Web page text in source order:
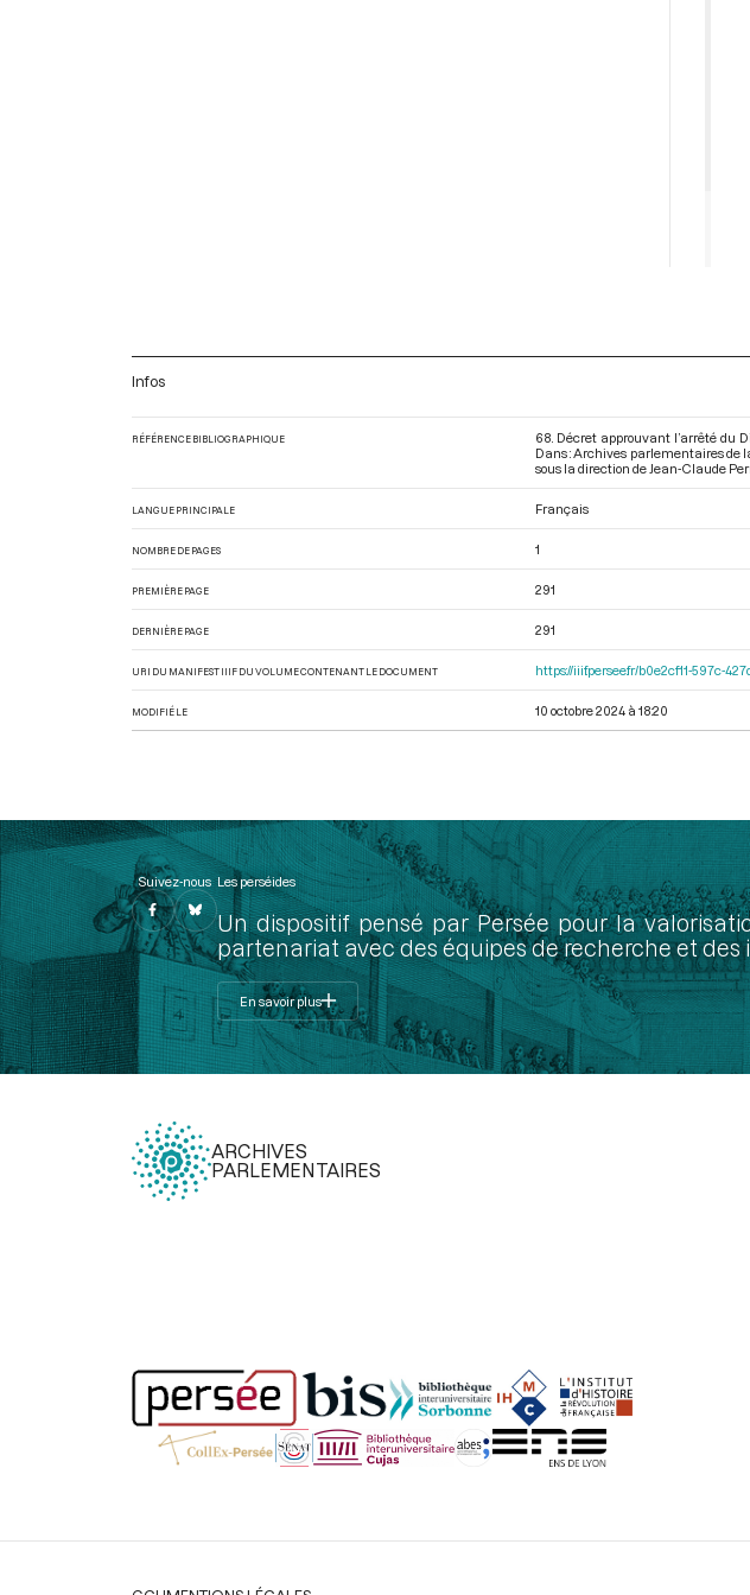
Infos
RÉFÉRENCE BIBLIOGRAPHIQUE
68. Décret approuvant l’arrêté du
Dans : Archives parlementaires de
sous la direction de Jean-Claude
LANGUE PRINCIPALE Français
NOMBRE DE PAGES 1
PREMIÈRE PAGE 291
DERNIÈRE PAGE 291
URI DU MANIFEST IIIF DU VOLUME CONTENANT LE DOCUMENT https://iiif.persee.fr/b0e2cf11-597c-
MODIFIÉ LE 10 octobre 2024 à 18:20
Suivez-nous Les perséides
Un dispositif pensé par Persée pour la
partenariat avec des équipes de recherche et
En savoir plus
ARCHIVES
PARLEMENTAIRES
Légal